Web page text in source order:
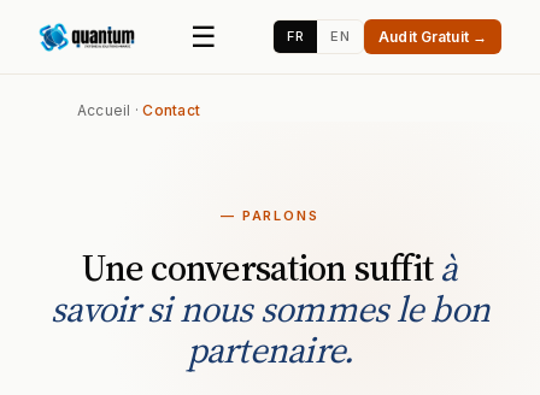
☰ FR EN Audit Gratuit →
Accueil ·Contact
— PARLONS
Une conversation suffità
savoir si nous sommes le bon
partenaire.